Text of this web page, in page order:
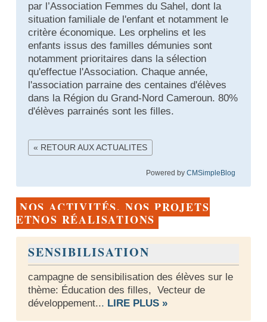
par l’Association Femmes du Sahel, dont la
situation familiale de l'enfant et notamment le
critère économique. Les orphelins et les
enfants issus des familles démunies sont
notamment prioritaires dans la sélection
qu'effectue l'Association. Chaque année,
l'association parraine des centaines d'élèves
dans la Région du Grand-Nord Cameroun. 80%
d'élèves parrainés sont les filles.
« RETOUR AUX ACTUALITES
Powered byCMSimpleBlog
NOS ACTIVITÉS, NOS PROJETS
ETNOS RÉALISATIONS
SENSIBILISATION
campagne de sensibilisation des élèves sur le
thème: Éducation des filles, Vecteur de
développement... LIRE PLUS »